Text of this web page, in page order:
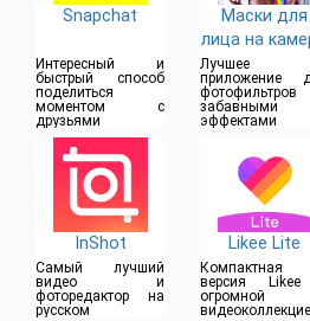
Snapchat
Интересный и
быстрый способ
поделиться
моментом с
друзьями
Маски для
лица на
фото
смайликов,
стикеры
Лучшее
приложение
забавными
эффектами
InShot
Самый лучший
видео и
фоторедактор на
русском
Likee Lite
Компактная
версия
огромной